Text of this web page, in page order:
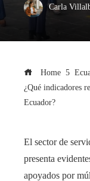
Carla
Home
¿Qué indicadores
Ecuador?
El sector de
presenta
apoyados por